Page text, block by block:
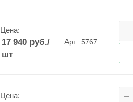
Цена:
17 940руб./
шт
Арт.: 5767
Цена: